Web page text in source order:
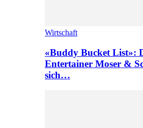
Wirtschaft
«Buddy Bucket List»:
Entertainer Moser &
sich…